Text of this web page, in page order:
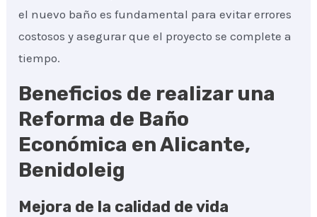
el nuevo baño es fundamental para evitar errores
costosos y asegurar que el proyecto se complete a
tiempo.
Beneficios de realizar una
Reforma de Baño
Económica en Alicante,
Benidoleig
Mejora de la calidad de vida